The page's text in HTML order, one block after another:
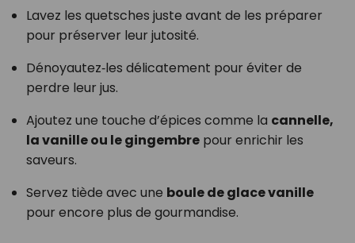
Lavez les quetsches juste avant de les préparer
pour préserver leur jutosité.
Dénoyautez‑les délicatement pour éviter de
perdre leur jus.
Ajoutez une touche d’épices comme la cannelle,
la vanille ou le gingembrepour enrichir les
saveurs.
Servez tiède avec une boule de glace vanille
pour encore plus de gourmandise.